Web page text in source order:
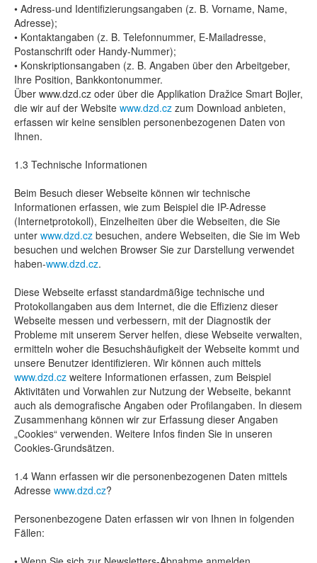
• Adress-und Identifizierungsangaben (z. B. Vorname, Name,
Adresse);
• Kontaktangaben (z. B. Telefonnummer, E-Mailadresse,
Postanschrift oder Handy-Nummer);
• Konskriptionsangaben (z. B. Angaben über den Arbeitgeber,
Ihre Position, Bankkontonummer.
Über www.dzd.cz oder über die Applikation Dražice Smart Bojler,
die wir auf der Website www.dzd.cz zum Download anbieten,
erfassen wir keine sensiblen personenbezogenen Daten von
Ihnen.
1.3 Technische Informationen
Beim Besuch dieser Webseite können wir technische
Informationen erfassen, wie zum Beispiel die IP-Adresse
(Internetprotokoll), Einzelheiten über die Webseiten, die Sie
unter www.dzd.cz besuchen, andere Webseiten, die Sie im Web
besuchen und welchen Browser Sie zur Darstellung verwendet
haben-www.dzd.cz.
Diese Webseite erfasst standardmäßige technische und
Protokollangaben aus dem Internet, die die Effizienz dieser
Webseite messen und verbessern, mit der Diagnostik der
Probleme mit unserem Server helfen, diese Webseite verwalten,
ermitteln woher die Besuchshäufigkeit der Webseite kommt und
unsere Benutzer identifizieren. Wir können auch mittels
www.dzd.cz weitere Informationen erfassen, zum Beispiel
Aktivitäten und Vorwahlen zur Nutzung der Webseite, bekannt
auch als demografische Angaben oder Profilangaben. In diesem
Zusammenhang können wir zur Erfassung dieser Angaben
„Cookies“ verwenden. Weitere Infos finden Sie in unseren
Cookies-Grundsätzen.
1.4 Wann erfassen wir die personenbezogenen Daten mittels
Adresse www.dzd.cz?
Personenbezogene Daten erfassen wir von Ihnen in folgenden
Fällen: